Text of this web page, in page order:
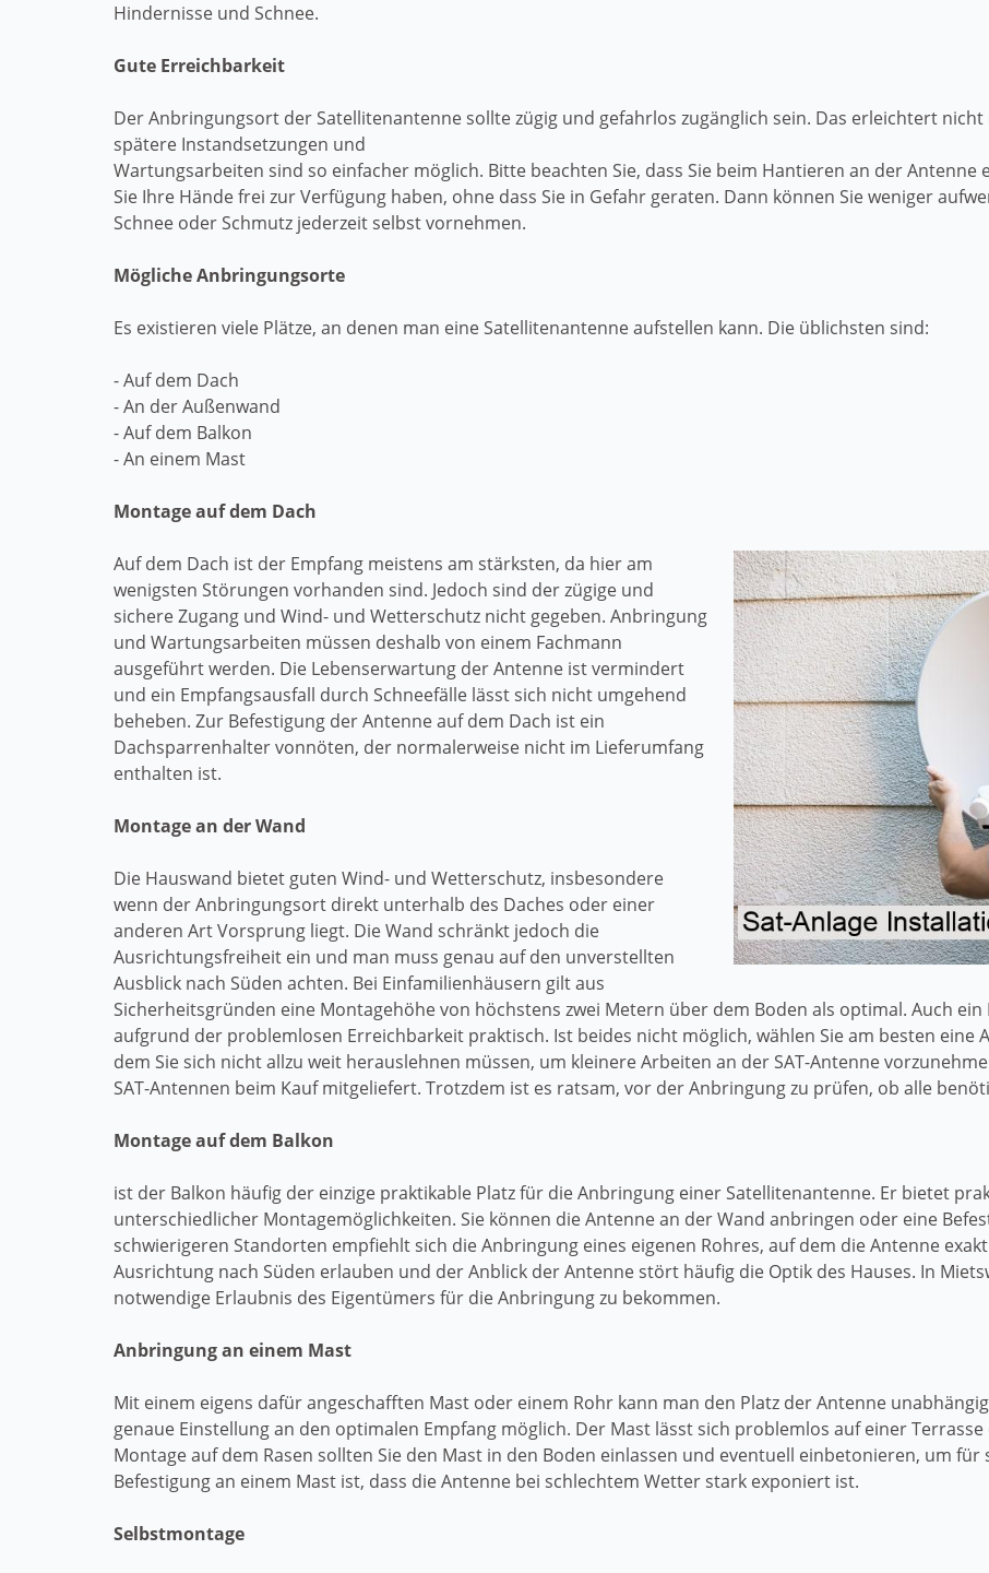
Hindernisse und Schnee.
Gute Erreichbarkeit
Der Anbringungsort der Satellitenantenne sollte zügig und gefahrlos zugänglich sein. Das erleichtert
spätere Instandsetzungen und
Wartungsarbeiten sind so einfacher möglich. Bitte beachten Sie, dass Sie beim Hantieren an der
Sie Ihre Hände frei zur Verfügung haben, ohne dass Sie in Gefahr geraten. Dann können Sie weniger
Schnee oder Schmutz jederzeit selbst vornehmen.
Mögliche Anbringungsorte
Es existieren viele Plätze, an denen man eine Satellitenantenne aufstellen kann. Die üblichsten sind:
- Auf dem Dach
- An der Außenwand
- Auf dem Balkon
- An einem Mast
Montage auf dem Dach
Auf dem Dach ist der Empfang meistens am stärksten, da hier am
wenigsten Störungen vorhanden sind. Jedoch sind der zügige und
sichere Zugang und Wind- und Wetterschutz nicht gegeben. Anbringung
und Wartungsarbeiten müssen deshalb von einem Fachmann
ausgeführt werden. Die Lebenserwartung der Antenne ist vermindert
und ein Empfangsausfall durch Schneefälle lässt sich nicht umgehend
beheben. Zur Befestigung der Antenne auf dem Dach ist ein
Dachsparrenhalter vonnöten, der normalerweise nicht im Lieferumfang
enthalten ist.
Montage an der Wand
Die Hauswand bietet guten Wind- und Wetterschutz, insbesondere
wenn der Anbringungsort direkt unterhalb des Daches oder einer
anderen Art Vorsprung liegt. Die Wand schränkt jedoch die
Ausrichtungsfreiheit ein und man muss genau auf den unverstellten
Ausblick nach Süden achten. Bei Einfamilienhäusern gilt aus
Sicherheitsgründen eine Montagehöhe von höchstens zwei Metern über dem Boden als optimal. Auch
aufgrund der problemlosen Erreichbarkeit praktisch. Ist beides nicht möglich, wählen Sie am besten eine
dem Sie sich nicht allzu weit herauslehnen müssen, um kleinere Arbeiten an der SAT-Antenne
SAT-Antennen beim Kauf mitgeliefert. Trotzdem ist es ratsam, vor der Anbringung zu prüfen, ob alle
Montage auf dem Balkon
ist der Balkon häufig der einzige praktikable Platz für die Anbringung einer Satellitenantenne. Er bietet
unterschiedlicher Montagemöglichkeiten. Sie können die Antenne an der Wand anbringen oder eine
schwierigeren Standorten empfiehlt sich die Anbringung eines eigenen Rohres, auf dem die Antenne
Ausrichtung nach Süden erlauben und der Anblick der Antenne stört häufig die Optik des Hauses. In
notwendige Erlaubnis des Eigentümers für die Anbringung zu bekommen.
Anbringung an einem Mast
Mit einem eigens dafür angeschafften Mast oder einem Rohr kann man den Platz der Antenne
genaue Einstellung an den optimalen Empfang möglich. Der Mast lässt sich problemlos auf einer
Montage auf dem Rasen sollten Sie den Mast in den Boden einlassen und eventuell einbetonieren, um
Befestigung an einem Mast ist, dass die Antenne bei schlechtem Wetter stark exponiert ist.
Selbstmontage